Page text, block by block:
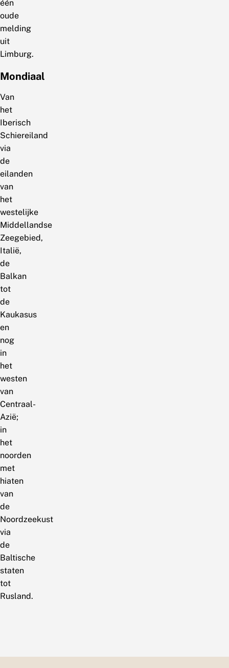
één
oude
melding
uit
Limburg.
Mondiaal
Van
het
Iberisch
Schiereiland
via
de
eilanden
van
het
westelijke
Middellandse
Zeegebied,
Italië,
de
Balkan
tot
de
Kaukasus
en
nog
in
het
westen
van
Centraal-
Azië;
in
het
noorden
met
hiaten
van
de
Noordzeekust
via
de
Baltische
staten
tot
Rusland.